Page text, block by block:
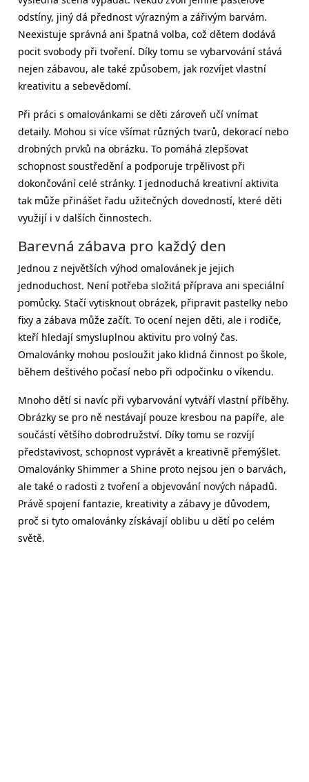
odstíny, jiný dá přednost výrazným a zářivým barvám.
Neexistuje správná ani špatná volba, což dětem dodává
pocit svobody při tvoření. Díky tomu se vybarvování stává
nejen zábavou, ale také způsobem, jak rozvíjet vlastní
kreativitu a sebevědomí.
Při práci s omalovánkami se děti zároveň učí vnímat
detaily. Mohou si více všímat různých tvarů, dekorací nebo
drobných prvků na obrázku. To pomáhá zlepšovat
schopnost soustředění a podporuje trpělivost při
dokončování celé stránky. I jednoduchá kreativní aktivita
tak může přinášet řadu užitečných dovedností, které děti
využijí i v dalších činnostech.
Barevná zábava pro každý den
Jednou z největších výhod omalovánek je jejich
jednoduchost. Není potřeba složitá příprava ani speciální
pomůcky. Stačí vytisknout obrázek, připravit pastelky nebo
fixy a zábava může začít. To ocení nejen děti, ale i rodiče,
kteří hledají smysluplnou aktivitu pro volný čas.
Omalovánky mohou posloužit jako klidná činnost po škole,
během deštivého počasí nebo při odpočinku o víkendu.
Mnoho dětí si navíc při vybarvování vytváří vlastní příběhy.
Obrázky se pro ně nestávají pouze kresbou na papíře, ale
součástí většího dobrodružství. Díky tomu se rozvíjí
představivost, schopnost vyprávět a kreativně přemýšlet.
Omalovánky Shimmer a Shine proto nejsou jen o barvách,
ale také o radosti z tvoření a objevování nových nápadů.
Právě spojení fantazie, kreativity a zábavy je důvodem,
proč si tyto omalovánky získávají oblibu u dětí po celém
světě.